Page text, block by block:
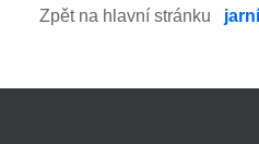
Zpět na hlavní stránku